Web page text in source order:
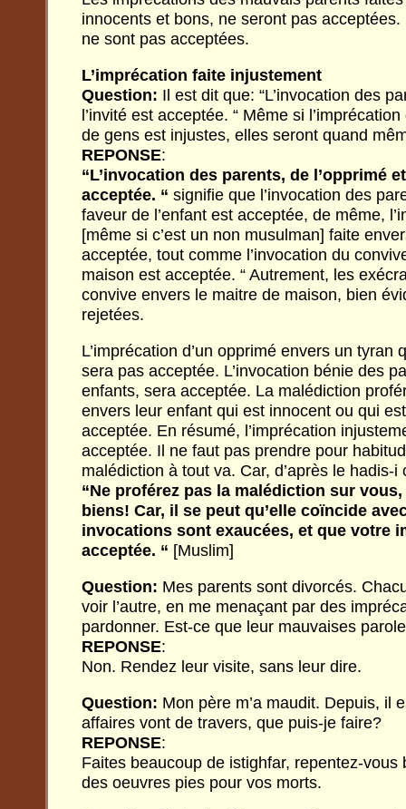
innocents et bons, ne seront pas
ne sont pas acceptées.
L’imprécation faite injustement
Question: Il est dit que: “L’invocation des
l’invité est acceptée. “ Même si
de gens est injustes, elles seront quand
REPONSE:
“L’invocation des parents, de l’opprimé
acceptée. “ signifie que l’invocation des
faveur de l’enfant est acceptée, de même,
[même si c’est un non musulman] faite
acceptée, tout comme l’invocation du
maison est acceptée. “ Autrement, les
convive envers le maitre de maison, bien
rejetées.
L’imprécation d’un opprimé envers un tyran
sera pas acceptée. L’invocation bénie des
enfants, sera acceptée. La malédiction
envers leur enfant qui est innocent ou qui
acceptée. En résumé, l’imprécation
acceptée. Il ne faut pas prendre pour
malédiction à tout va. Car, d’après le hadis-i
“Ne proférez pas la malédiction sur
biens! Car, il se peut qu’elle coïncide
invocations sont exaucées, et que votre
acceptée. “ [Muslim]
Question: Mes parents sont divorcés.
voir l’autre, en me menaçant par des
pardonner. Est-ce que leur mauvaises
REPONSE:
Non. Rendez leur visite, sans leur dire.
Question: Mon père m’a maudit. Depuis, il
affaires vont de travers, que puis-je faire?
REPONSE:
Faites beaucoup de istighfar, repentez-vous
des oeuvres pies pour vos morts.